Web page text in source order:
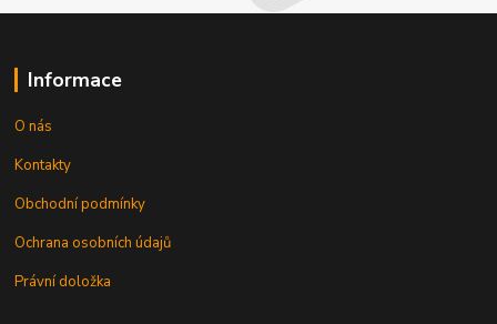
Informace
O nás
Kontakty
Obchodní podmínky
Ochrana osobních údajů
Právní doložka